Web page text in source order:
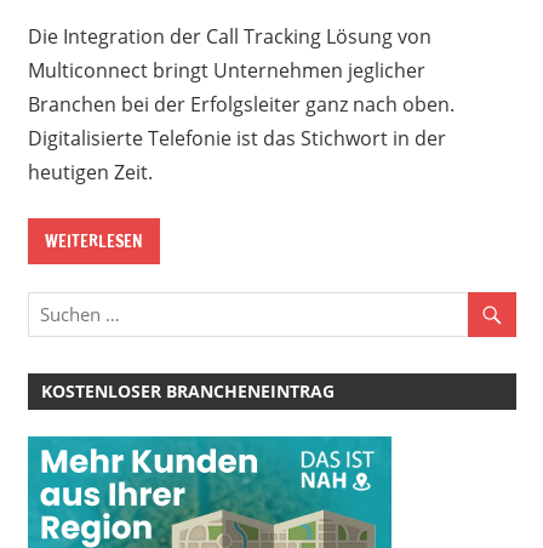
Die Integration der Call Tracking Lösung von
Multiconnect bringt Unternehmen jeglicher
Branchen bei der Erfolgsleiter ganz nach oben.
Digitalisierte Telefonie ist das Stichwort in der
heutigen Zeit.
WEITERLESEN
KOSTENLOSER BRANCHENEINTRAG